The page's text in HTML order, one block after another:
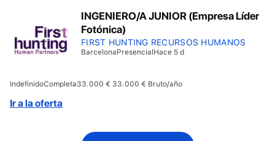
INGENIERO/A JUNIOR (Empresa Líder
Fotónica)
FIRST HUNTING RECURSOS HUMANOS
BarcelonaPresencialHace 5 d
IndefinidoCompleta33.000 € 33.000 € Bruto/año
Ir a la oferta